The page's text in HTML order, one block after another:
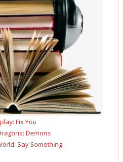
Fix You
Demons
Say Something